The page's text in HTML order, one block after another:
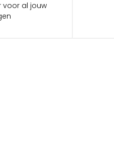
voor al jouw